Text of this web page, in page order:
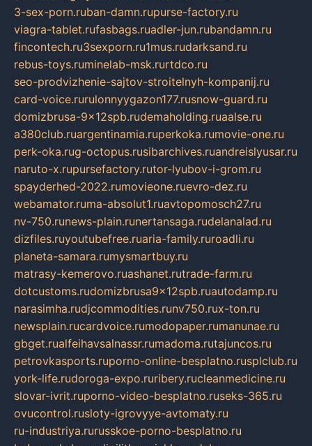
3-sex-porn.ruban-damn.rupurse-factory.ru
viagra-tablet.rufasbags.ruadler-jun.rubandamn.ru
fincontech.ru3sexporn.ru1mus.rudarksand.ru
rebus-toys.ruminelab-msk.rurtdco.ru
seo-prodvizhenie-sajtov-stroitelnyh-kompanij.ru
card-voice.rurulonnyygazon177.rusnow-guard.ru
domizbrusa-9x12spb.rudemaholding.ruaalse.ru
a380club.ruargentinamia.ruperkoka.rumovie-one.ru
perk-oka.rug-octopus.rusibarchives.ruandreislyusar.ru
naruto-x.rupursefactory.rutor-lyubov-i-grom.ru
spayderhed-2022.rumovieone.ruevro-dez.ru
webamator.ruma-absolut1.ruavtopomosch27.ru
nv-750.runews-plain.runertansaga.rudelanalad.ru
dizfiles.ruyoutubefree.ruaria-family.ruroadli.ru
planeta-samara.rumysmartbuy.ru
matrasy-kemerovo.ruashanet.rutrade-farm.ru
dotcustoms.rudomizbrusa9x12spb.ruautodamp.ru
narasimha.rudjcommodities.runv750.rux-ton.ru
newsplain.rucardvoice.rumodopaper.rumanunae.ru
gbget.rualfeihavsalnassr.rumadoma.rutajuncos.ru
petrovkasports.ruporno-online-besplatno.rusplclub.ru
york-life.rudoroga-expo.ruribery.rucleanmedicine.ru
slovar-ivrit.ruporno-video-besplatno.ruseks-365.ru
ovucontrol.rusloty-igrovyye-avtomaty.ru
ru-industriya.rurusskoe-porno-besplatno.ru